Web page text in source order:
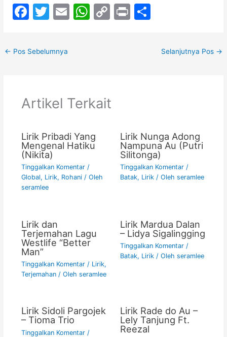
F
c
e
o
T
er
E
W
p
C
k
Pr
ar
← Pos Sebelumnya Selanjutnya Pos →
Artikel Terkait
Lirik Pribadi Yang
Mengenal Hatiku
(Nikita)
Tinggalkan Komentar /
Global, Lirik, Rohani/ Oleh
seramlee
Lirik Nunga Adong
Nampuna Au (Putri
Silitonga)
Tinggalkan Komentar /
Batak, Lirik/ Oleh seramlee
Lirik dan
Terjemahan Lagu
Westlife “Better
Man”
Tinggalkan Komentar / Lirik,
Terjemahan/ Oleh seramlee
Lirik Mardua Dalan
– Lidya Sigalingging
Tinggalkan Komentar /
Batak, Lirik/ Oleh seramlee
Lirik Sidoli Pargojek
– Tioma Trio
Tinggalkan Komentar /
Lirik Rade do Au –
Lely Tanjung Ft.
Reezal